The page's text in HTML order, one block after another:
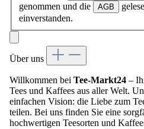
genommen und die
AGB
einverstanden.
Über uns
Willkommen bei Tee-Markt24 –
Tees und Kaffees aus aller Welt.
einfachen Vision: die Liebe zum
teilen. Bei uns finden Sie eine
hochwertigen Teesorten und